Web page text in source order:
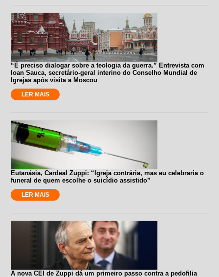
“É preciso dialogar sobre a teologia da guerra.” Entrevista com
Ioan Sauca, secretário-geral interino do Conselho Mundial de
Igrejas após visita a Moscou
LER MAIS
Eutanásia, Cardeal Zuppi: “Igreja contrária, mas eu celebraria o
funeral de quem escolhe o suicídio assistido”
LER MAIS
A nova CEI de Zuppi dá um primeiro passo contra a pedofilia